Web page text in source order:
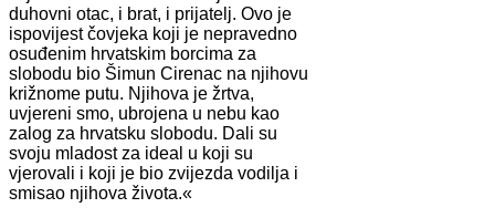
duhovni otac, i brat, i prijatelj. Ovo je
ispovijest čovjeka koji je nepravedno
osuđenim hrvatskim borcima za
slobodu bio Šimun Cirenac na njihovu
križnome putu. Njihova je žrtva,
uvjereni smo, ubrojena u nebu kao
zalog za hrvatsku slobodu. Dali su
svoju mladost za ideal u koji su
vjerovali i koji je bio zvijezda vodilja i
smisao njihova života.«